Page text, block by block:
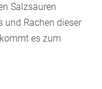
Salzsäuren
und Rachen dieser
es zum